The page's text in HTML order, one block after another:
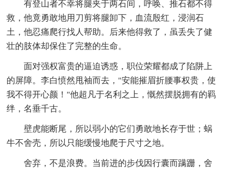
有登山者不幸将腿夹于两石间，呼唤、推石都不得
救，他竟勇敢地用刀剪将腿卸下，血流殷红，浸润石
土，他忍痛爬行找人帮助。后来他得救了，虽丢失了健
壮的肢体却保住了完整的生命。
面对强权富贵的逼迫诱惑，职位荣耀都成了陷阱上
的屏障。李白愤然甩袖而去，"安能摧眉折腰事权贵，使
我不得开心颜！"他超凡于名利之上，慨然摆脱拥有的羁
绊，名垂千古。
壁虎能断尾，所以弱小的它们勇敢地长存于世；蜗
牛不舍壳，所以只能缓慢地爬于尺寸之地。
舍弃，不是浪费。当前进的步伐因行囊而蹒跚，舍